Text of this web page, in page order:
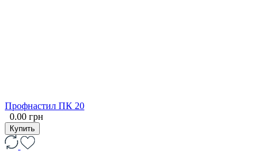
Профнастил ПК 20
0.00 грн
Купить